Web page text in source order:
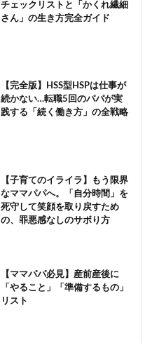
チェックリストと「かくれ繊細
さん」の生き方完全ガイド
【完全版】HSS型HSPは仕事が
続かない…転職5回のパパが実
践する「続く働き方」の全戦略
【子育てのイライラ】もう限界
なママパパへ。「自分時間」を
死守して笑顔を取り戻すため
の、罪悪感なしのサボり方
【ママパパ必見】産前産後に
「やること」「準備するもの」
リスト